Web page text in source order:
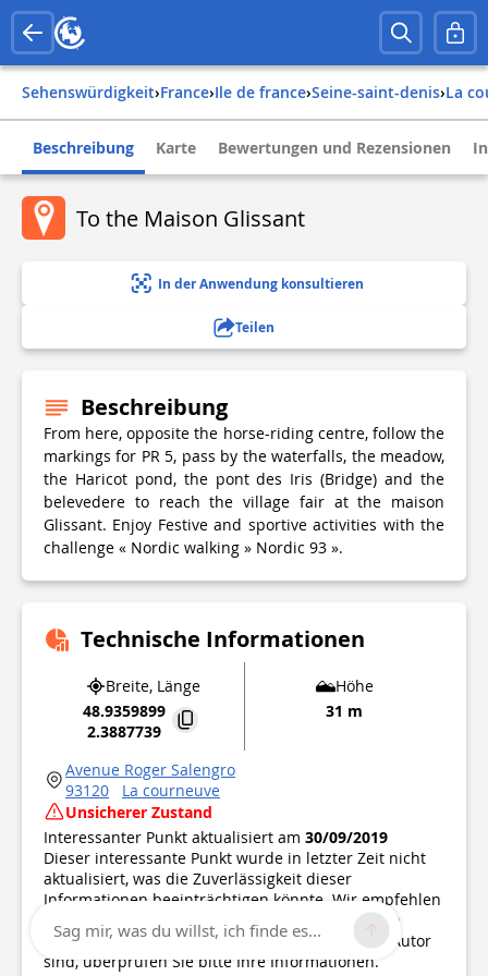
Sehenswürdigkeit› france› ile de france› seine-saint-denis› la
Beschreibung Karte Bewertungen und Rezensionen
To the Maison Glissant
In der Anwendung konsultieren
Teilen
Beschreibung
From here, opposite the horse-riding centre, follow the
markings for PR 5, pass by the waterfalls, the meadow,
the Haricot pond, the pont des Iris (Bridge) and the
belevedere to reach the village fair at the maison
Glissant. Enjoy Festive and sportive activities with the
challenge « Nordic walking » Nordic 93 ».
Technische Informationen
Breite, Länge
48.9359899
2.3887739
Höhe
31 m
Avenue Roger Salengro
93120
La courneuve
Unsicherer Zustand
Interessanter Punkt aktualisiert am 30/09/2019
Dieser interessante Punkt wurde in letzter Zeit nicht
aktualisiert, was die Zuverlässigkeit dieser
Informationen beeinträchtigen könnte. Wir empfehlen
Ihnen, sich zu informieren und alle notwendigen
Vorsichtsmaßnahmen zu treffen. Wenn Sie der Autor
sind, überprüfen Sie bitte Ihre Informationen.
Sag mir, was du willst, ich finde es...